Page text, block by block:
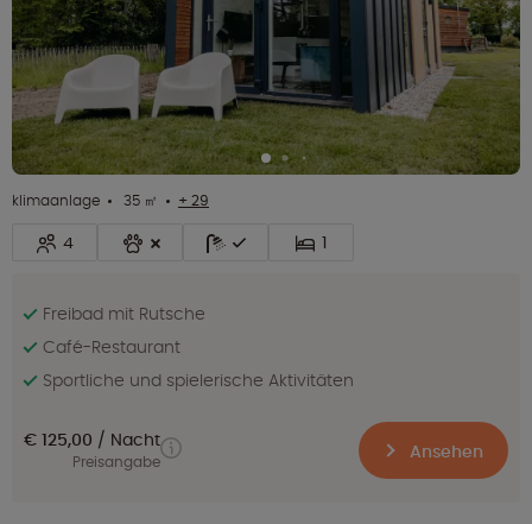
klimaanlage 35 ㎡ + 29
4 1
Freibad mit Rutsche
Café-Restaurant
Sportliche und spielerische Aktivitäten
€ 125,00 Nacht
Preisangabe Ansehen